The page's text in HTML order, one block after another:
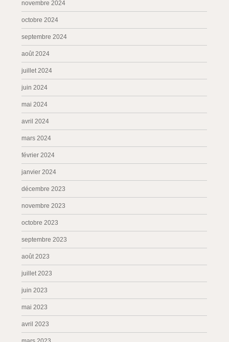
novembre 2024
octobre 2024
septembre 2024
août 2024
juillet 2024
juin 2024
mai 2024
avril 2024
mars 2024
février 2024
janvier 2024
décembre 2023
novembre 2023
octobre 2023
septembre 2023
août 2023
juillet 2023
juin 2023
mai 2023
avril 2023